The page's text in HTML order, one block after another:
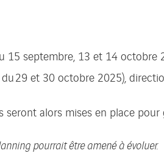
15 septembre, 13 et 14 octobre
29 et 30 octobre 2025),
seront alors mises en place
pourrait être amené à évoluer.